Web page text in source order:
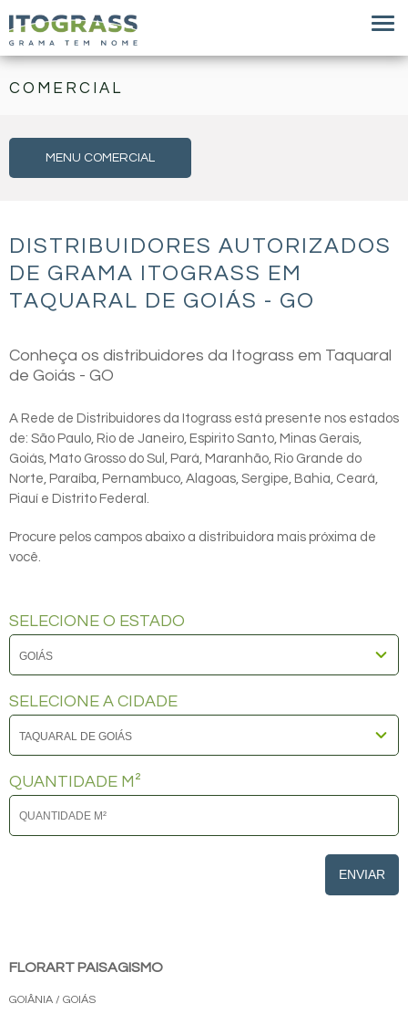
COMERCIAL
MENU COMERCIAL
DISTRIBUIDORES AUTORIZADOS
DE GRAMA ITOGRASS EM
TAQUARAL DE GOIÁS - GO
Conheça os distribuidores da Itograss em Taquaral
de Goiás - GO
A Rede de Distribuidores da Itograss está presente nos estados
de: São Paulo, Rio de Janeiro, Espirito Santo, Minas Gerais,
Goiás, Mato Grosso do Sul, Pará, Maranhão, Rio Grande do
Norte, Paraíba, Pernambuco, Alagoas, Sergipe, Bahia, Ceará,
Piauí e Distrito Federal.
Procure pelos campos abaixo a distribuidora mais próxima de
você.
SELECIONE O ESTADO
SELECIONE A CIDADE
QUANTIDADE M²
ENVIAR
FLORART PAISAGISMO
GOIÂNIA / GOIÁS